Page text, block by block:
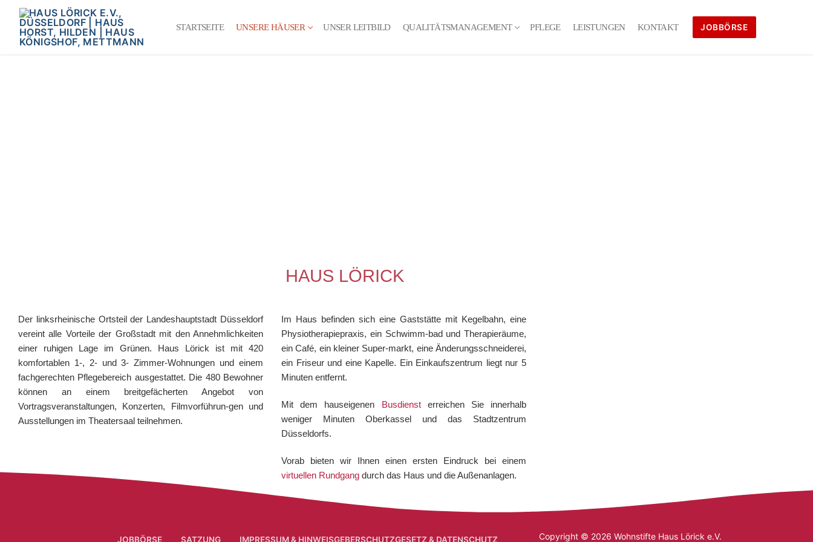
STARTSEITE UNSERE HÄUSER UNSER LEITBILD QUALITÄTSMANAGEMENT PFLEGE LEISTUNGEN KONTAKT JOBBÖRSE
HAUS LÖRICK
Der linksrheinische Ortsteil der Landeshauptstadt Düsseldorf
vereint alle Vorteile der Großstadt mit den Annehmlichkeiten
einer ruhigen Lage im Grünen. Haus Lörick ist mit 420
komfortablen 1-, 2- und 3- Zimmer-Wohnungen und einem
fachgerechten Pflegebereich ausgestattet. Die 480 Bewohner
können an einem breitgefächerten Angebot von
Vortragsveranstaltungen, Konzerten, Filmvorführun-gen und
Ausstellungen im Theatersaal teilnehmen.
Im Haus befinden sich eine Gaststätte mit Kegelbahn, eine
Physiotherapiepraxis, ein Schwimm-bad und Therapieräume,
ein Café, ein kleiner Super-markt, eine Änderungsschneiderei,
ein Friseur und eine Kapelle. Ein Einkaufszentrum liegt nur 5
Minuten entfernt.
Mit dem hauseigenen Busdiensterreichen Sie innerhalb
weniger Minuten Oberkassel und das Stadtzentrum
Düsseldorfs.
Vorab bieten wir Ihnen einen ersten Eindruck bei einem
virtuellen Rundgang durch das Haus und die Außenanlagen.
JOBBÖRSE SATZUNG IMPRESSUM & HINWEISGEBERSCHUTZGESETZ & DATENSCHUTZ Copyright © 2026 Wohnstifte Haus Lörick e.V.